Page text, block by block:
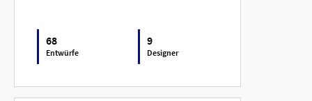
68
Entwürfe
9
Designer